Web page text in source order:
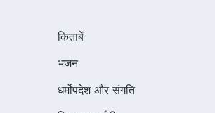
किताबें
भजन
धर्मोपदेश और संगति